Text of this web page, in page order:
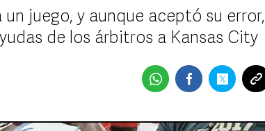
juego, y aunque aceptó su error,
de los árbitros a Kansas City